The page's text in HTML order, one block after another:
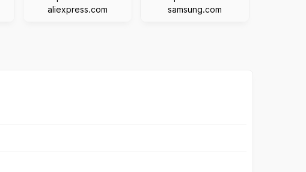
aliexpress.com
samsung.com